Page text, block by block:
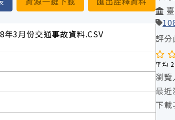
3月份交通事故資料.CSV
評分
平均
瀏覽
最近
下載